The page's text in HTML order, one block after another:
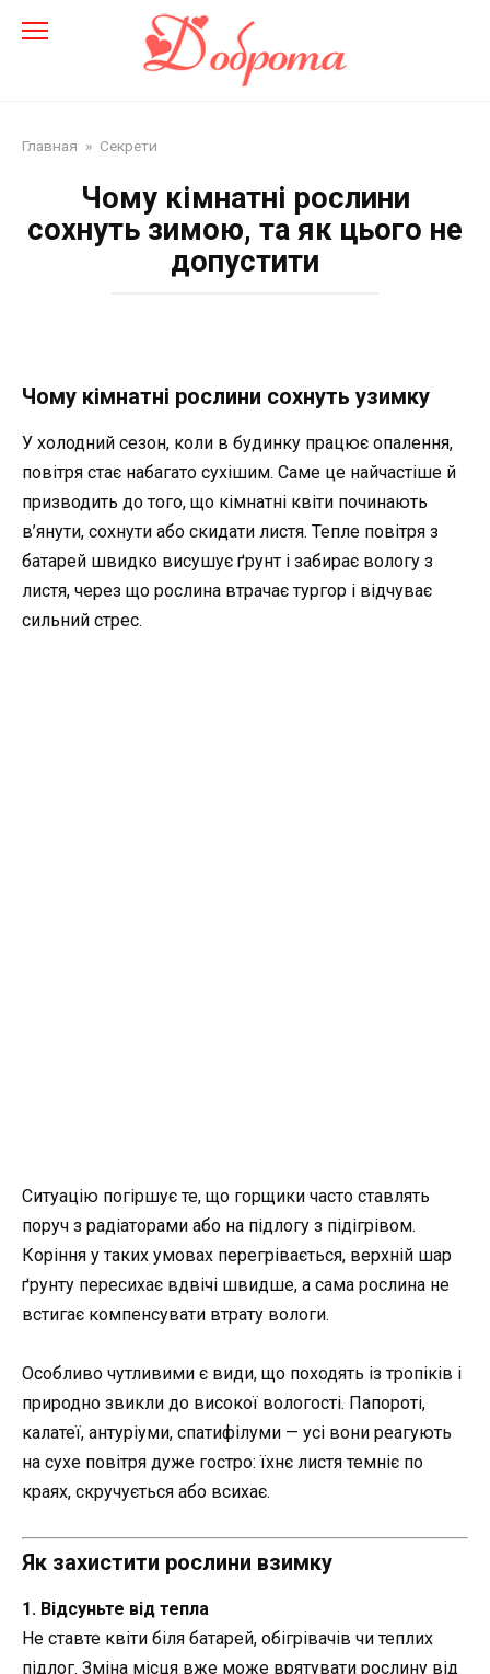
Главная » Секрети
Чому кімнатні рослини
сохнуть зимою, та як цього не
допустити
Чому кімнатні рослини сохнуть узимку
У холодний сезон, коли в будинку працює опалення,
повітря стає набагато сухішим. Саме це найчастіше й
призводить до того, що кімнатні квіти починають
в’янути, сохнути або скидати листя. Тепле повітря з
батарей швидко висушує ґрунт і забирає вологу з
листя, через що рослина втрачає тургор і відчуває
сильний стрес.
Ситуацію погіршує те, що горщики часто ставлять
поруч з радіаторами або на підлогу з підігрівом.
Коріння у таких умовах перегрівається, верхній шар
ґрунту пересихає вдвічі швидше, а сама рослина не
встигає компенсувати втрату вологи.
Особливо чутливими є види, що походять із тропіків і
природно звикли до високої вологості. Папороті,
калатеї, антуріуми, спатифілуми — усі вони реагують
на сухе повітря дуже гостро: їхнє листя темніє по
краях, скручується або всихає.
Як захистити рослини взимку
1. Відсуньте від тепла
Не ставте квіти біля батарей, обігрівачів чи теплих
підлог. Зміна місця вже може врятувати рослину від